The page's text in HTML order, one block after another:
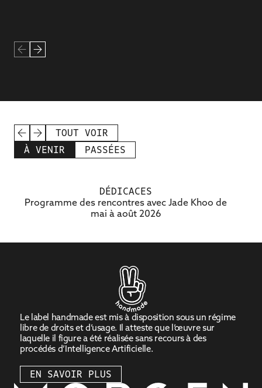
L’AGENDA
TOUT VOIR
À VENIR
PASSÉES
DÉDICACES
Programme des rencontres avec Jade Khoo de
mai à août 2026
Le label handmade est mis à disposition sous un régime
libre de droits et d’usage. Il atteste que l’œuvre sur
laquelle il figure a été réalisée sans recours à des
procédés d’Intelligence Artificielle.
EN SAVOIR PLUS